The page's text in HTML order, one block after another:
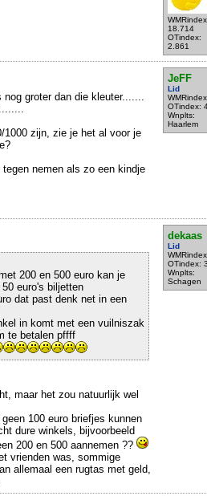
18.714
OTindex:
2.861
JeFF
Lid
OTindex:
Wnplts:
Haarlem
groter dan die kleuter.......
zijn, zie je het al voor je
nemen als zo een kindje
dekaas
Lid
OTindex:
Wnplts:
Schagen
200 en 500 euro kan je
euro's biljetten
dat past denk net in een
in komt met een vuilniszak
te betalen pffff
maar het zou natuurlijk wel
100 euro briefjes kunnen
dure winkels, bijvoorbeeld
200 en 500 aannemen ??
vrienden was, sommige
allemaal een rugtas met geld,